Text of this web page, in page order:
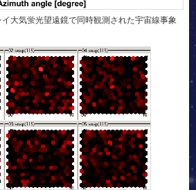
イ大気蛍光望遠鏡で同時観測された宇宙線事象